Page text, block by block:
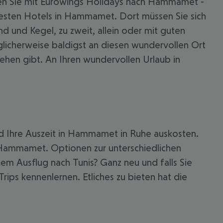
Hotels in Hammamet. Dort müssen Sie sich
und Kegel, zu zweit, allein oder mit guten
baldigst an diesen wundervollen Ort
gibt. An Ihren wundervollen Urlaub in
Auszeit in Hammamet in Ruhe auskosten.
Optionen zur unterschiedlichen
Ausflug nach Tunis? Ganz neu und falls Sie
kennenlernen. Etliches zu bieten hat die